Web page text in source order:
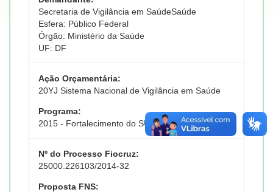
Secretaria de Vigilância em SaúdeSaúde
Esfera: Público Federal
Órgão: Ministério da Saúde
UF: DF
Ação Orçamentária:
20YJ Sistema Nacional de Vigilância em Saúde
Programa:
2015 - Fortalecimento do SUS
Nº do Processo Fiocruz:
25000.226103/2014-32
Proposta FNS: